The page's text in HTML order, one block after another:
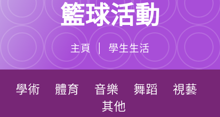
籃球活動
主頁 | 學生生活
學術 體育 音樂 舞蹈
視藝
其他